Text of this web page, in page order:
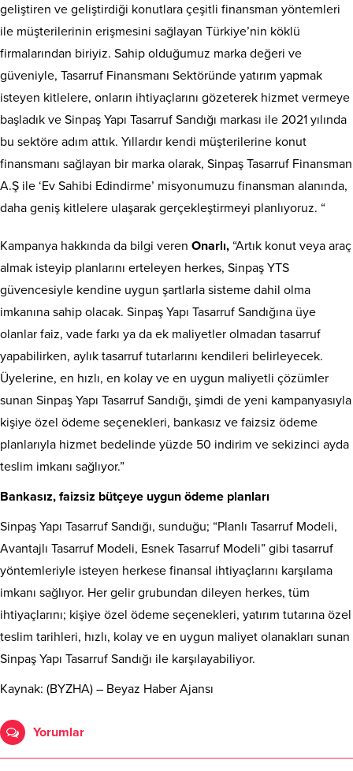
geliştiren ve geliştirdiği konutlara çeşitli finansman yöntemleri
ile müşterilerinin erişmesini sağlayan Türkiye’nin köklü
firmalarından biriyiz. Sahip olduğumuz marka değeri ve
güveniyle, Tasarruf Finansmanı Sektöründe yatırım yapmak
isteyen kitlelere, onların ihtiyaçlarını gözeterek hizmet vermeye
başladık ve Sinpaş Yapı Tasarruf Sandığı markası ile 2021 yılında
bu sektöre adım attık. Yıllardır kendi müşterilerine konut
finansmanı sağlayan bir marka olarak, Sinpaş Tasarruf Finansman
A.Ş ile ‘Ev Sahibi Edindirme’ misyonumuzu finansman alanında,
daha geniş kitlelere ulaşarak gerçekleştirmeyi planlıyoruz. “
Kampanya hakkında da bilgi veren Onarlı, “Artık konut veya araç
almak isteyip planlarını erteleyen herkes, Sinpaş YTS
güvencesiyle kendine uygun şartlarla sisteme dahil olma
imkanına sahip olacak. Sinpaş Yapı Tasarruf Sandığına üye
olanlar faiz, vade farkı ya da ek maliyetler olmadan tasarruf
yapabilirken, aylık tasarruf tutarlarını kendileri belirleyecek.
Üyelerine, en hızlı, en kolay ve en uygun maliyetli çözümler
sunan Sinpaş Yapı Tasarruf Sandığı, şimdi de yeni kampanyasıyla
kişiye özel ödeme seçenekleri, bankasız ve faizsiz ödeme
planlarıyla hizmet bedelinde yüzde 50 indirim ve sekizinci ayda
teslim imkanı sağlıyor.”
Bankasız, faizsiz bütçeye uygun ödeme planları
Sinpaş Yapı Tasarruf Sandığı, sunduğu; “Planlı Tasarruf Modeli,
Avantajlı Tasarruf Modeli, Esnek Tasarruf Modeli” gibi tasarruf
yöntemleriyle isteyen herkese finansal ihtiyaçlarını karşılama
imkanı sağlıyor. Her gelir grubundan dileyen herkes, tüm
ihtiyaçlarını; kişiye özel ödeme seçenekleri, yatırım tutarına özel
teslim tarihleri, hızlı, kolay ve en uygun maliyet olanakları sunan
Sinpaş Yapı Tasarruf Sandığı ile karşılayabiliyor.
Kaynak: (BYZHA) – Beyaz Haber Ajansı
Yorumlar